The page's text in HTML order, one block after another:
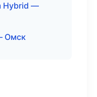
Hybrid —
Омск